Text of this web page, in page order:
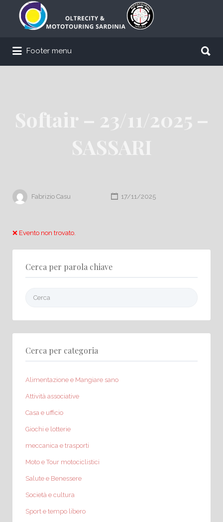
Cerca:
Footer menu
Softair – 23/11/2025 –
SASSARI
Fabrizio Casu 17/11/2025
❌ Evento non trovato.
Cerca per parola chiave
Cerca per categoria
Alimentazione e Mangiare sano
Attività associative
Casa e ufficio
Giochi e lotterie
meccanica e trasporti
Moto e Tour motociclistici
Salute e Benessere
Società e cultura
Sport e tempo libero